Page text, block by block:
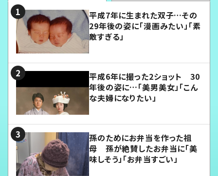
平成7年に生まれた双子…その
29年後の姿に「漫画みたい」「素
敵すぎる」
平成6年に撮った2ショット 30
年後の姿に…「美男美女」「こん
な夫婦になりたい」
孫のためにお弁当を作った祖
母 孫が絶賛したお弁当に「美
味しそう」「お弁当すごい」